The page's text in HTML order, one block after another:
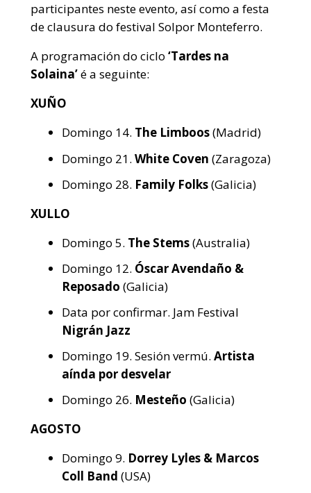
participantes neste evento, así como a festa
de clausura do festival Solpor Monteferro.
A programación do ciclo ‘Tardes na
Solaina’é a seguinte:
XUÑO
Domingo 14. The Limboos(Madrid)
Domingo 21. White Coven (Zaragoza)
Domingo 28. Family Folks(Galicia)
XULLO
Domingo 5. The Stems(Australia)
Domingo 12. Óscar Avendaño &
Reposado (Galicia)
Data por confirmar. Jam Festival
Nigrán Jazz
Domingo 19. Sesión vermú. Artista
aínda por desvelar
Domingo 26. Mesteño (Galicia)
AGOSTO
Domingo 9. Dorrey Lyles & Marcos
Coll Band (USA)